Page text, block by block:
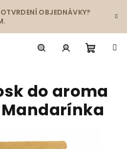
OBJEDNÁVKY?
košík
do aroma